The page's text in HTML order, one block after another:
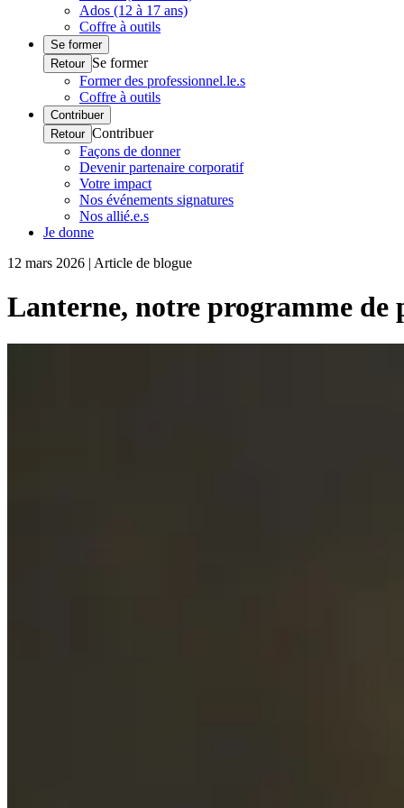
Ados (12 à 17 ans)
Coffre à outils
Se former
Retour Se former
Former des professionnel.le.s
Coffre à outils
Contribuer
Retour Contribuer
Façons de donner
Devenir partenaire corporatif
Votre impact
Nos événements signatures
Nos allié.e.s
Je donne
12 mars 2026 | Article de blogue
Lanterne, notre programme de